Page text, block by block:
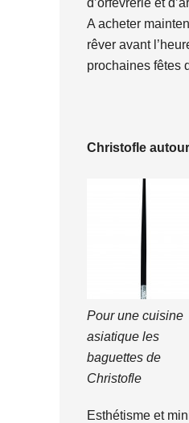
d’orfèvrerie et
A acheter
rêver avant
prochaines fêtes
Christofle
Pour une cuisine
asiatique les
baguettes de
Christofle
Esthétisme et